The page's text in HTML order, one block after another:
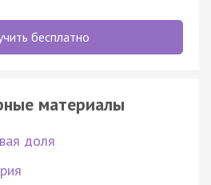
бесплатно
материалы
доля